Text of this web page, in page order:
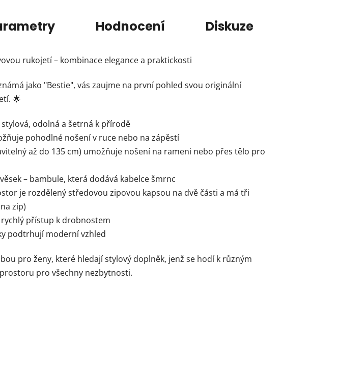
Hodnocení Diskuze
rukojetí – kombinace elegance a praktickosti
jako "Bestie", vás zaujme na první pohled svou originální
🌟
odolná a šetrná k přírodě
pohodlné nošení v ruce nebo na zápěstí
až do 135 cm) umožňuje nošení na rameni nebo přes tělo pro
– bambule, která dodává kabelce šmrnc
je rozdělený středovou zipovou kapsou na dvě části a má tři
zip)
přístup k drobnostem
podtrhují moderní vzhled
pro ženy, které hledají stylový doplněk, jenž se hodí k různým
pro všechny nezbytnosti.